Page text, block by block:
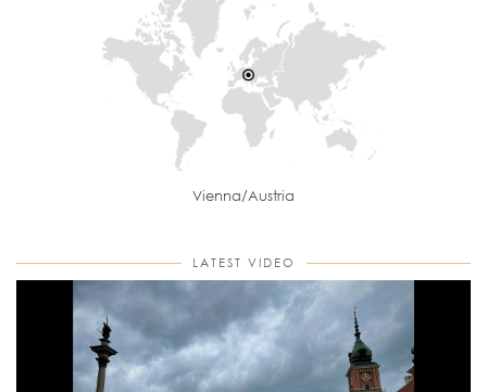
Vienna/Austria
LATEST VIDEO